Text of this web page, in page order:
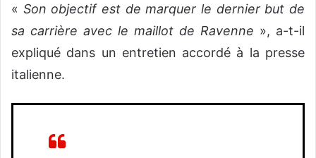
« Son objectif est de marquer le dernier but de
sa carrière avec le maillot de Ravenne », a-t-il
expliqué dans un entretien accordé à la presse
italienne.